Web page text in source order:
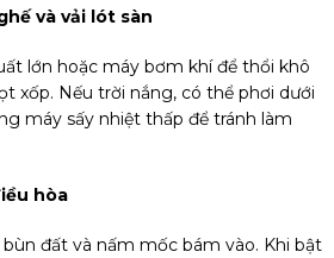
và vải lót sàn
lớn hoặc máy bơm khí để thổi khô
xốp. Nếu trời nắng, có thể phơi dưới
máy sấy nhiệt thấp để tránh làm
hòa
đất và nấm mốc bám vào. Khi bật